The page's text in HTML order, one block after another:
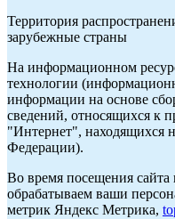
Территория
зарубежные страны
На информационном
технологии
информации на основе
сведений, относящихся к
"Интернет", находящихся
Федерации).
Во время посещения сайта
обрабатываем ваши
метрик Яндекс Метрика,